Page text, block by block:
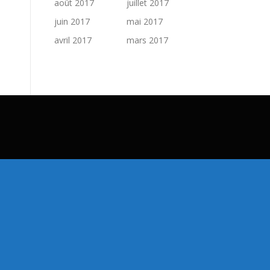
août 2017
juillet 2017
juin 2017
mai 2017
avril 2017
mars 2017